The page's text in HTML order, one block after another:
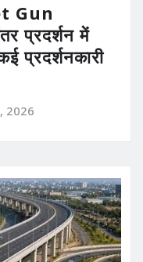
Gun
प्रदर्शन में
प्रदर्शनकारी
2026